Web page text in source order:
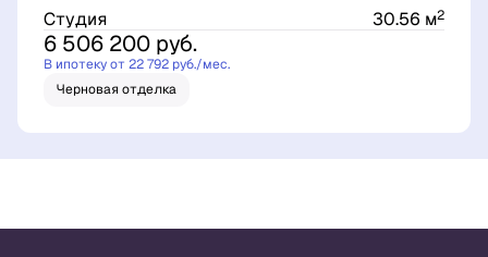
Студия 30.56 м2
6 506 200 руб.
В ипотеку от 22 792 руб./мес.
Черновая отделка